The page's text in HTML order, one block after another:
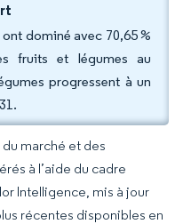
dominé avec 70,65 %
fruits et légumes au
progressent à un
marché et des
à l’aide du cadre
Intelligence, mis à jour
récentes disponibles en